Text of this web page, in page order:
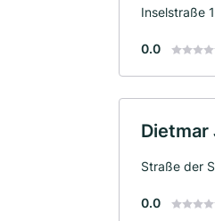
Inselstraße
0.0
Dietmar
Straße der
0.0